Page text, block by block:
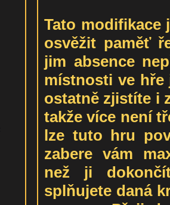
Tato modifikace
osvěžit paměť
jim absence
místnosti ve hře
ostatně zjistíte i
takže více není
lze tuto hru
zabere vám
než ji
splňujete daná